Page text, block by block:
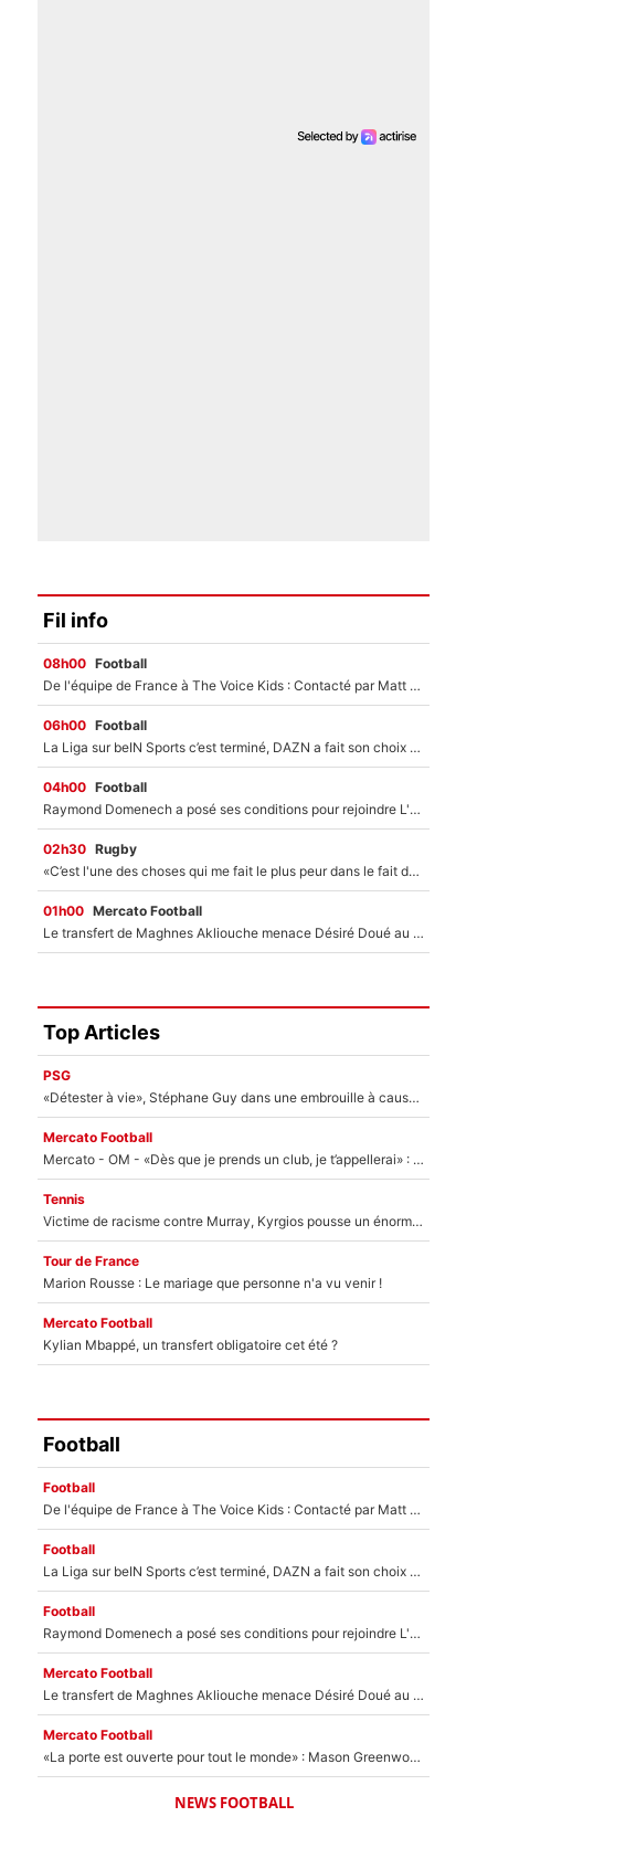
Fil info
08h00 Football
De l'équipe de France à The Voice Kids : Contacté par Matt Pokora, Kylian Mbappé a accepté de jouer un rôle inédit sur TF1 !
06h00 Football
La Liga sur beIN Sports c’est terminé, DAZN a fait son choix pour Benjamin Da Silva et Omar Da Fonseca !
04h00 Football
Raymond Domenech a posé ses conditions pour rejoindre L'EQUIPE du Soir : Il refuse de faire l'émission avec un autre chroniqueur !
02h30 Rugby
«C’est l'une des choses qui me fait le plus peur dans le fait de devenir maman» : En couple avec Antoine Dupont, Iris Mittenaere s'inquiète déjà pour ses futurs enfants !
01h00 Mercato Football
Le transfert de Maghnes Akliouche menace Désiré Doué au PSG : «Je valide à 200%»
Top Articles
PSG
«Détester à vie», Stéphane Guy dans une embrouille à cause du PSG !
Mercato Football
Mercato - OM - «Dès que je prends un club, je t’appellerai» : La promesse de Marcelino au moment de claquer la porte
Tennis
Victime de racisme contre Murray, Kyrgios pousse un énorme coup de gueule !
Tour de France
Marion Rousse : Le mariage que personne n'a vu venir !
Mercato Football
Kylian Mbappé, un transfert obligatoire cet été ?
Football
Football
De l'équipe de France à The Voice Kids : Contacté par Matt Pokora, Kylian Mbappé a accepté de jouer un rôle inédit sur TF1 !
Football
La Liga sur beIN Sports c’est terminé, DAZN a fait son choix pour Benjamin Da Silva et Omar Da Fonseca !
Football
Raymond Domenech a posé ses conditions pour rejoindre L'EQUIPE du Soir : Il refuse de faire l'émission avec un autre chroniqueur !
Mercato Football
Le transfert de Maghnes Akliouche menace Désiré Doué au PSG : «Je valide à 200%»
Mercato Football
«La porte est ouverte pour tout le monde» : Mason Greenwood et Pierre-Emerick Aubameyang ont quitté l'OM, Amine Gouiri balance sur la suite du mercato et sur la réaction du vestiaire !
NEWS FOOTBALL